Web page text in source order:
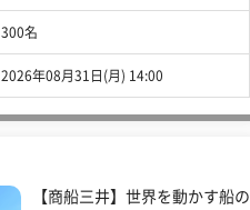
300名
2026年08月31日(月) 14:00
【商船三井】世界を動かす船の